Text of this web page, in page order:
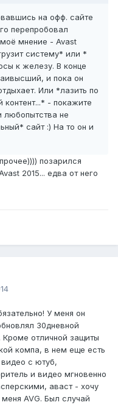
на офф. сайте
перепробовал
мнение - Avast
систему* или *
к железу. В конце
и пока он
Или *лазить по
- покажите
любопытства не
сайт :) На то он и
позарился
2015... едва от него
У меня он
30дневной
Кроме отличной защиты
компа, в нем еще есть
видео с ютуб,
и видео мгновенно
аваст - хочу
AVG. Был случай